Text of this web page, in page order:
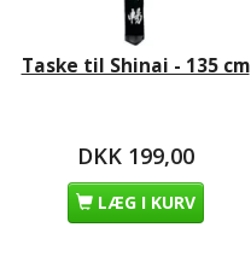
Taske til Shinai - 135 cm
DKK 199,00
LÆG I KURV